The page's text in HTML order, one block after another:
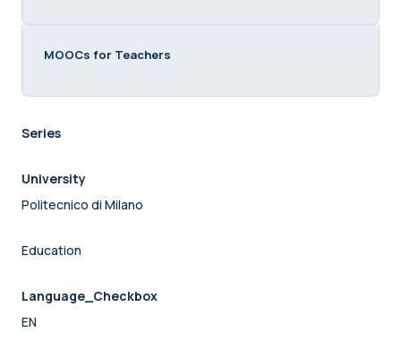
MOOCs for Teachers
Series
University
Politecnico di Milano
Education
Language_Checkbox
EN